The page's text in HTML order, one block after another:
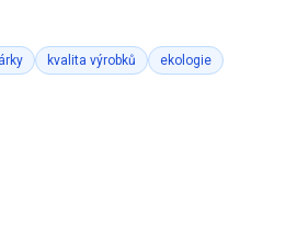
kvalita výrobků
ekologie